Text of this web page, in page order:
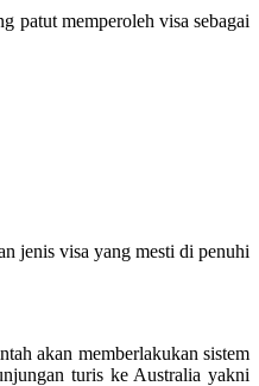
patut memperoleh visa sebagai
jenis visa yang mesti di penuhi
akan memberlakukan sistem
turis ke Australia yakni